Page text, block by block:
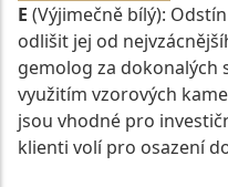
E (Výjimečně bílý):
odlišit jej od
gemolog za dokonalých
využitím vzorových
jsou vhodné pro
klienti volí pro osazení